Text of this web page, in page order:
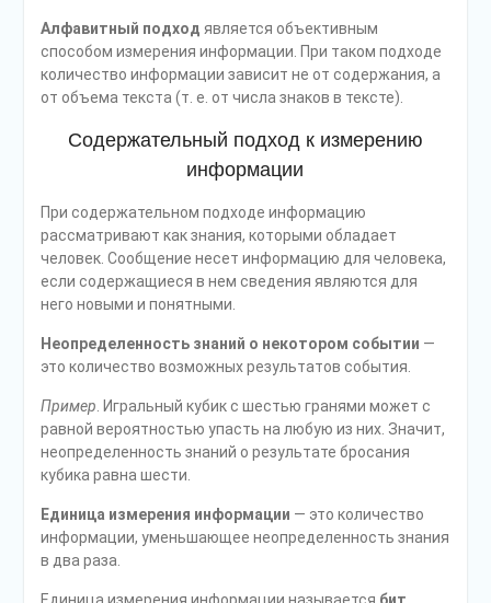
Алфавитный подход является объективным
способом измерения ин­формации. При таком подходе
количество информации зависит не от содер­жания, а
от объема текста (т. е. от числа знаков в тексте).
Содержательный подход к измерению
информации
При содержательном подходе информацию
рассматривают как знания, которыми обладает
человек. Сообщение несет информацию для человека,
если содержащиеся в нем сведения являются для
него новыми и понятными.
Неопределенность знаний о некотором событии —
это количество воз­можных результатов события.
Пример. Игральный кубик с шестью гранями может с
равной вероятно­стью упасть на любую из них. Значит,
неопределенность знаний о результа­те бросания
кубика равна шести.
Единица измерения информации — это количество
информации, уменьшающее неопределенность знания
в два раза.